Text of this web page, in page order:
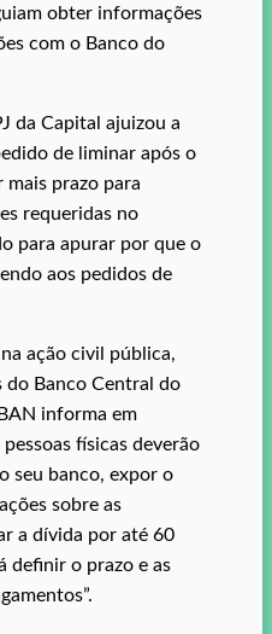
obter informações
com o Banco do
da Capital ajuizou a
de liminar após o
mais prazo para
requeridas no
para apurar por que o
aos pedidos de
ação civil pública,
do Banco Central do
informa em
físicas deverão
seu banco, expor o
sobre as
a dívida por até 60
definir o prazo e as